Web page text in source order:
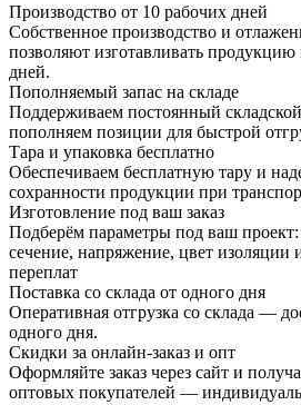
Производство от 10 рабочих дней
Собственное производство и
позволяют изготавливать продукцию
дней.
Пополняемый запас на складе
Поддерживаем постоянный
пополняем позиции для быстрой
Тара и упаковка бесплатно
Обеспечиваем бесплатную тару и
сохранности продукции при
Изготовление под ваш заказ
Подберём параметры под ваш
сечение, напряжение, цвет
переплат
Поставка со склада от одного дня
Оперативная отгрузка со склада —
одного дня.
Скидки за онлайн-заказ и опт
Оформляйте заказ через сайт и
оптовых покупателей —